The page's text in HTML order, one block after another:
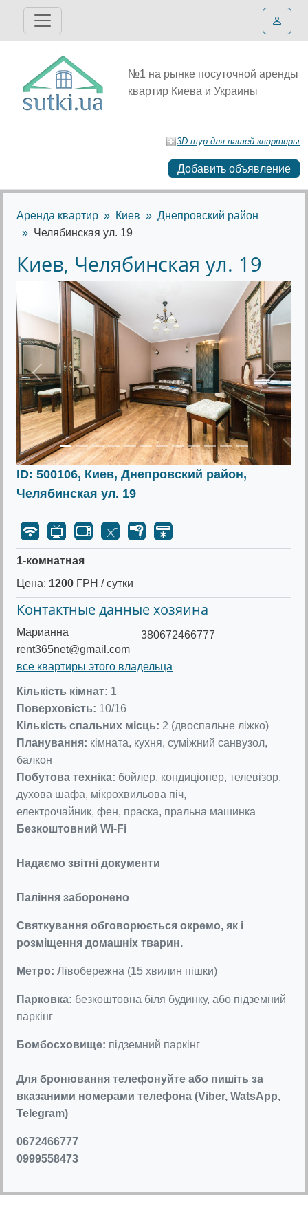
№1 на рынке посуточной аренды
квартир Киева и Украины
3D тур для вашей квартиры
Добавить объявление
Аренда квартир Киев
Днепровский район
Челябинская ул. 19
Киев, Челябинская ул. 19
Предыдущее
ID: 500106, Киев, Днепровский район,
Челябинская ул. 19
1-комнатная
Цена: 1200 ГРН / сутки
Контактные данные хозяина
Марианна
rent365net@gmail.com
380672466777
все квартиры этого владельца
Кількість кімнат: 1
Поверховість: 10/16
Кількість спальних місць: 2 (двоспальне ліжко)
Планування: кімната, кухня, суміжний санвузол,
балкон
Побутова техніка: бойлер, кондиціонер, телевізор,
духова шафа, мікрохвильова піч,
електрочайник, фен, праска, пральна машинка
Безкоштовний Wi-Fi
Надаємо звітні документи
Паління заборонено
Святкування обговорюється окремо, як і
розміщення домашніх тварин.
Метро: Лівобережна (15 хвилин пішки)
Парковка: безкоштовна біля будинку, або підземний
паркінг
Бомбосховище: підземний паркінг
Для бронювання телефонуйте або пишіть за
вказаними номерами телефона (Viber, WatsApp,
Telegram)
0672466777
0999558473